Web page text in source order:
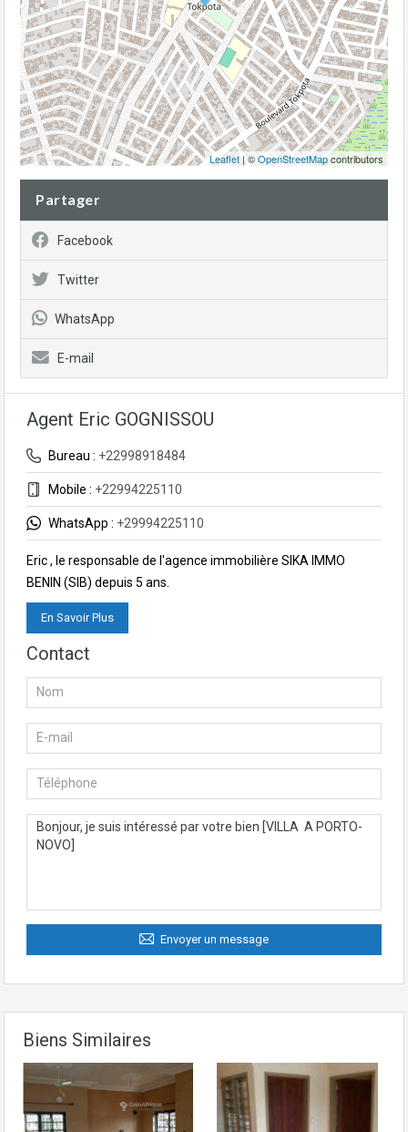
Leaflet | ©OpenStreetMapcontributors
Partager
Facebook
Twitter
WhatsApp
E-mail
Agent Eric GOGNISSOU
Bureau : +22998918484
Mobile : +22994225110
WhatsApp : +29994225110
Eric , le responsable de l'agence immobilière SIKA IMMO
BENIN (SIB) depuis 5 ans.
En Savoir Plus
Contact
Envoyer un message
Biens Similaires